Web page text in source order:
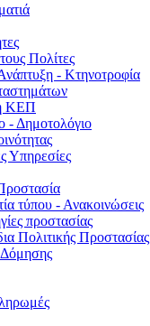
Πολίτες
- Κτηνοτροφία
ΚΕΠ
- Δημοτολόγιο
Υπηρεσίες
τύπου - Ανακοινώσεις
προστασίας
Πολιτικής Προστασίας